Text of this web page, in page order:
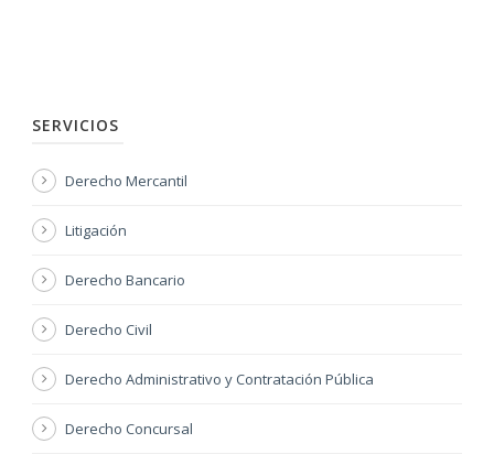
SERVICIOS
Derecho Mercantil
Litigación
Derecho Bancario
Derecho Civil
Derecho Administrativo y Contratación Pública
Derecho Concursal